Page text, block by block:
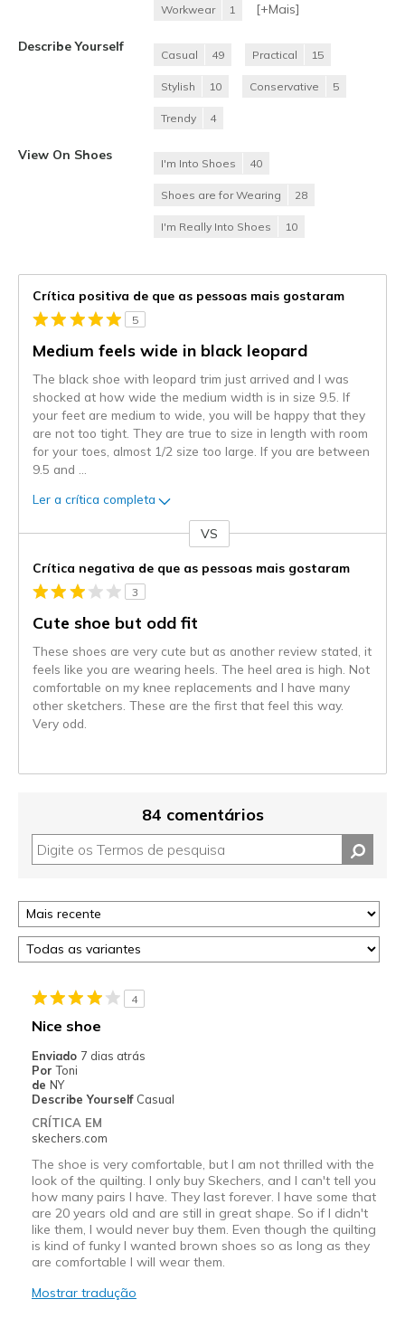
Workwear 1 [+Mais]
Describe Yourself
Casual 49 Practical 15
Stylish 10 Conservative 5
Trendy 4
View On Shoes
I'm Into Shoes 40
Shoes are for Wearing 28
I'm Really Into Shoes 10
Crítica positiva de que as pessoas mais gostaram
5
Medium feels wide in black leopard
The black shoe with leopard trim just arrived and I was
shocked at how wide the medium width is in size 9.5. If
your feet are medium to wide, you will be happy that they
are not too tight. They are true to size in length with room
for your toes, almost 1/2 size too large. If you are between
9.5 and
Ler a crítica completa
VS
Crítica negativa de que as pessoas mais gostaram
3
Cute shoe but odd fit
These shoes are very cute but as another review stated, it
feels like you are wearing heels. The heel area is high. Not
comfortable on my knee replacements and I have many
other sketchers. These are the first that feel this way.
Very odd.
84 comentários
4
Nice shoe
Enviado 7 dias atrás
Por Toni
de NY
Describe Yourself Casual
CRÍTICA EM
skechers.com
The shoe is very comfortable, but I am not thrilled with the
look of the quilting. I only buy Skechers, and I can't tell you
how many pairs I have. They last forever. I have some that
are 20 years old and are still in great shape. So if I didn't
like them, I would never buy them. Even though the quilting
is kind of funky I wanted brown shoes so as long as they
are comfortable I will wear them.
Mostrar tradução